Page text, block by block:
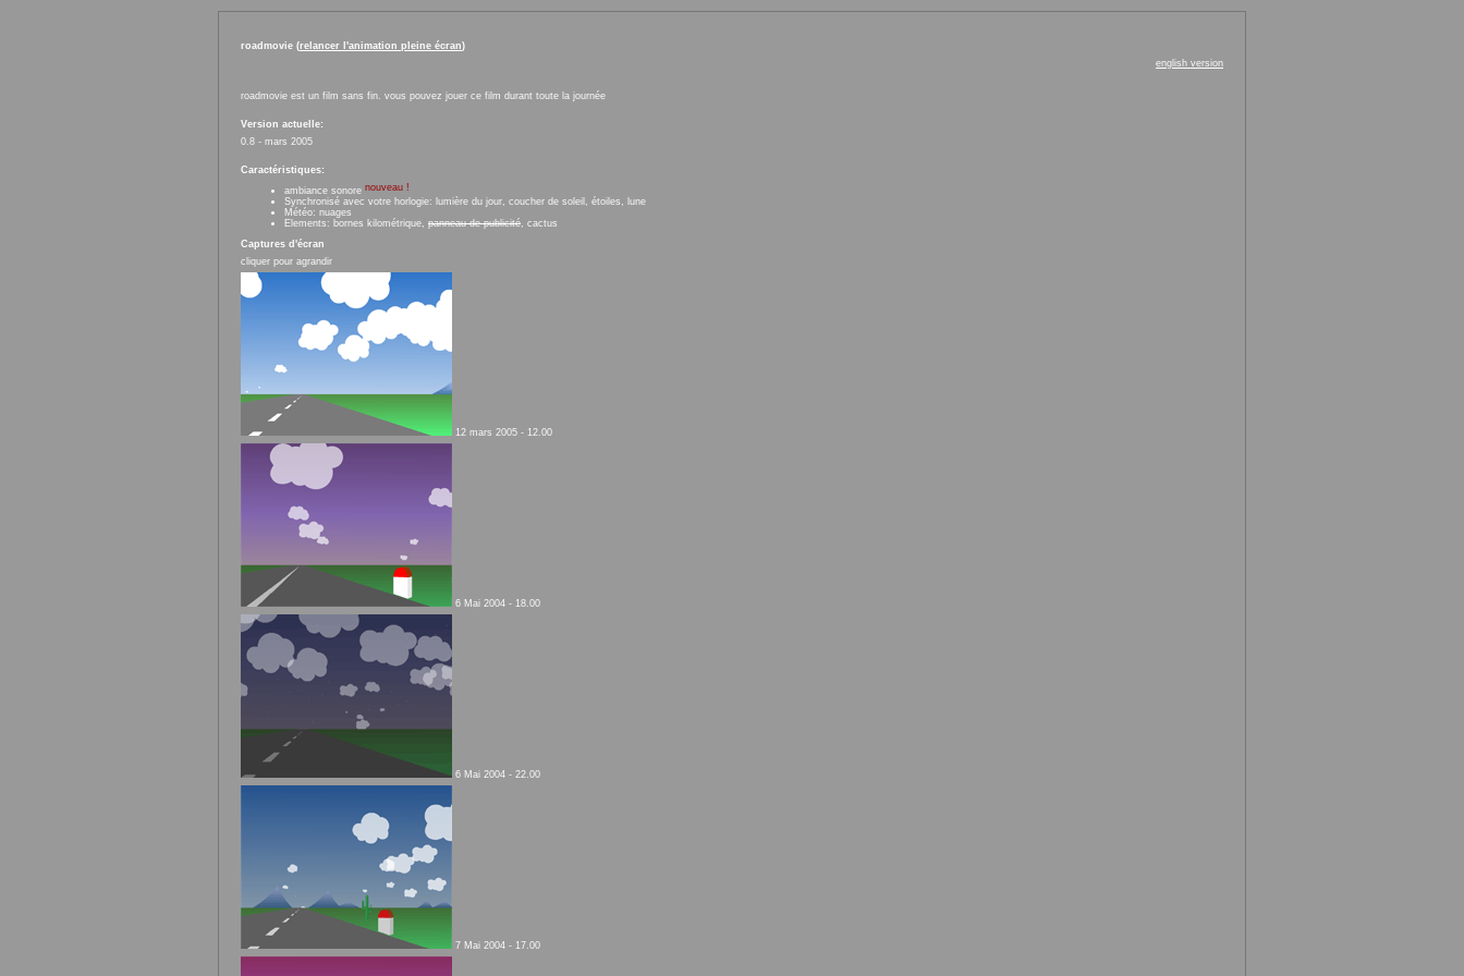
roadmovie (relancer l'animation pleine écran)
english version
roadmovie est un film sans fin. vous pouvez jouer ce film durant toute la journée
Version actuelle:
0.8 - mars 2005
Caractéristiques:
ambiance sonore nouveau !
Synchronisé avec votre horlogie: lumière du jour, coucher de soleil, étoiles, lune
Météo: nuages
Elements: bornes kilométrique, panneau de publicité, cactus
Captures d'écran
cliquer pour agrandir
12 mars 2005 - 12.00
6 Mai 2004 - 18.00
6 Mai 2004 - 22.00
7 Mai 2004 - 17.00